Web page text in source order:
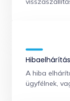
Hibaelhárítás
A hiba
ügyfélnek,